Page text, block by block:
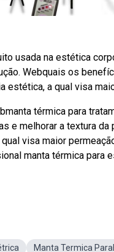
usada na estética
Webquais os
estética, a qual visa
térmica para
e melhorar a textura
visa maior
manta térmica para
Manta Termica